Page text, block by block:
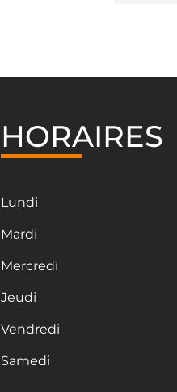
HORAIRES
Lundi
Mardi
Mercredi
Jeudi
Vendredi
Samedi